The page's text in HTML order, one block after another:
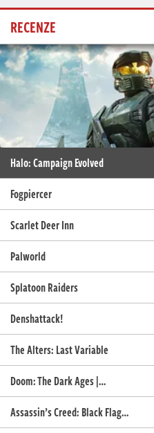
RECENZE
Halo: Campaign Evolved
Fogpiercer
Scarlet Deer Inn
Palworld
Splatoon Raiders
Denshattack!
The Alters: Last Variable
Doom: The Dark Ages |…
Assassin’s Creed: Black Flag…